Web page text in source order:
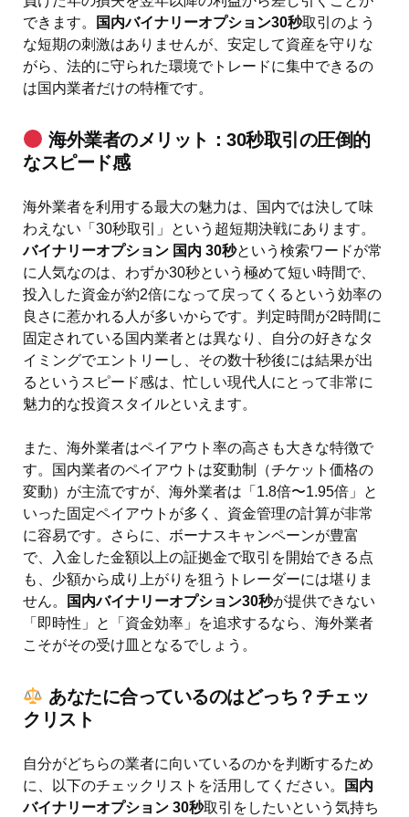
できます。
国内バイナリーオプション30秒取引のよう
な短期の刺激はありませんが、安定して資産を守りな
がら、法的に守られた環境でトレードに集中できるの
は国内業者だけの特権です。
海外業者のメリット：30秒取引の圧倒的
なスピード感
海外業者を利用する最大の魅力は、国内では決して味
わえない「30秒取引」という超短期決戦にあります。
バイナリーオプション 国内 30秒という検索ワードが常
に人気なのは、わずか30秒という極めて短い時間で、
投入した資金が約2倍になって戻ってくるという効率の
良さに惹かれる人が多いからです。判定時間が2時間に
固定されている国内業者とは異なり、自分の好きなタ
イミングでエントリーし、その数十秒後には結果が出
るというスピード感は、忙しい現代人にとって非常に
魅力的な投資スタイルといえます。
また、海外業者はペイアウト率の高さも大きな特徴で
す。国内業者のペイアウトは変動制（チケット価格の
変動）が主流ですが、海外業者は「1.8倍〜1.95倍」と
いった固定ペイアウトが多く、資金管理の計算が非常
に容易です。さらに、ボーナスキャンペーンが豊富
で、入金した金額以上の証拠金で取引を開始できる点
も、少額から成り上がりを狙うトレーダーには堪りま
せん。
国内バイナリーオプション30秒が提供できない
「即時性」と「資金効率」を追求するなら、海外業者
こそがその受け皿となるでしょう。
あなたに合っているのはどっち？チェッ
クリスト
自分がどちらの業者に向いているのかを判断するため
に、以下のチェックリストを活用してください。
国内
バイナリーオプション 30秒取引をしたいという気持ち